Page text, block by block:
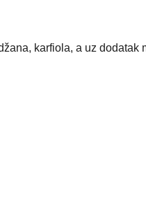
karfiola, a uz dodatak